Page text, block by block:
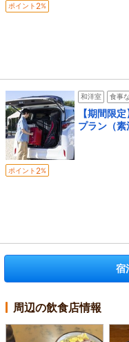
ポイント 2%
和洋室 食事
【期間限
プラン（素
ポイント 2%
宿
周辺の飲食店情報